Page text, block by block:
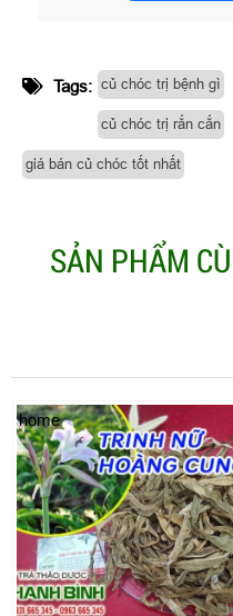
Tags: củ chóc trị bệnh gì
củ chóc trị rắn cắn
giá bán củ chóc tốt nhất
SẢN PHẨM
home